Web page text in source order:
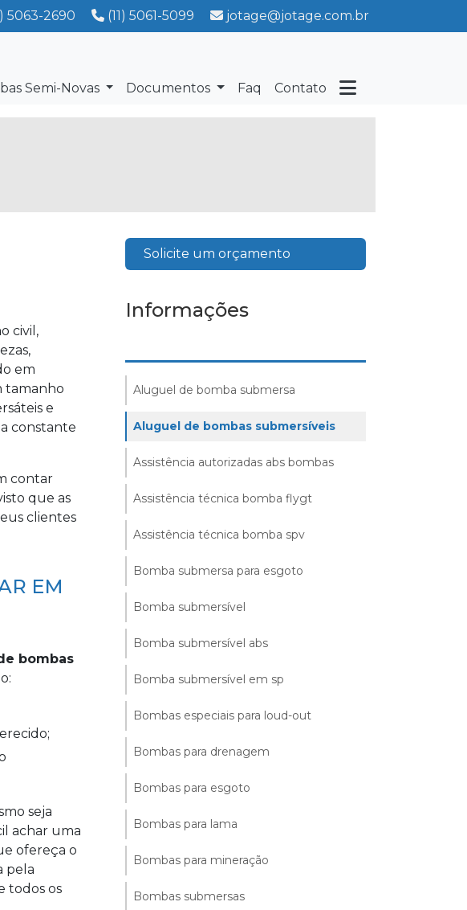
5063-2690 (11) 5061-5099 jotage@jotage.com.br
Semi-Novas Documentos Faq Contato
civil,
em
tamanho
e
constante
contar
que as
clientes
EM
bombas
seja
achar uma
ofereça o
pela
todos os
Solicite um orçamento
Informações
Aluguel de bomba submersa
Aluguel de bombas submersíveis
Assistência autorizadas abs bombas
Assistência técnica bomba flygt
Assistência técnica bomba spv
Bomba submersa para esgoto
Bomba submersível
Bomba submersível abs
Bomba submersível em sp
Bombas especiais para loud-out
Bombas para drenagem
Bombas para esgoto
Bombas para lama
Bombas para mineração
Bombas submersas